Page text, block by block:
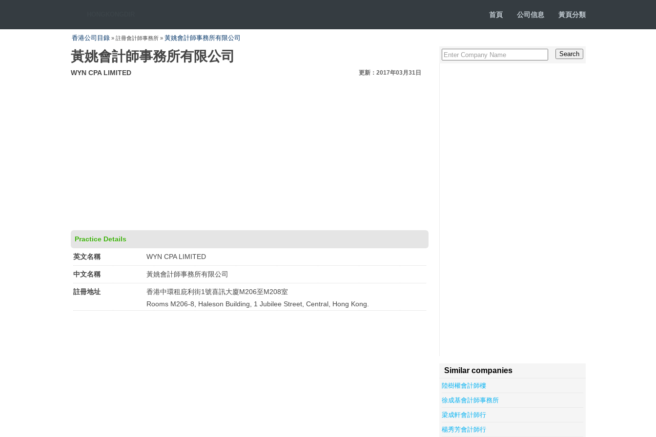
首頁 公司信息 黃頁分類
香港公司目錄 » 註冊會計師事務所 » 黃姚會計師事務所有限公司
黃姚會計師事務所有限公司
WYN CPA LIMITED 更新：2017年03月31日
Practice Details
英文名稱 WYN CPA LIMITED
中文名稱 黃姚會計師事務所有限公司
註冊地址
香港中環租庇利街1號喜訊大廈M206至M208室
Rooms M206-8, Haleson Building, 1 Jubilee Street, Central, Hong Kong.
Similar companies
陸樹權會計師樓
徐成基會計師事務所
梁成軒會計師行
楊秀芳會計師行